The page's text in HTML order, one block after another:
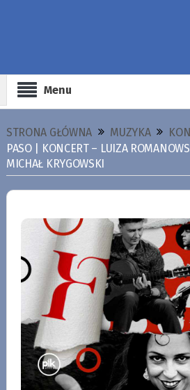
Menu
STRONA GŁÓWNA MUZYKA
PASO | KONCERT – LUIZA
MICHAŁ KRYGOWSKI